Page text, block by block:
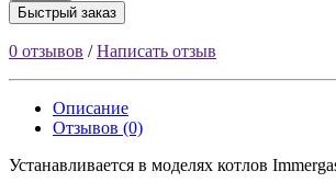
Быстрый заказ
0 отзывов /Написать отзыв
Описание
Отзывов (0)
Устанавливается в моделях котлов